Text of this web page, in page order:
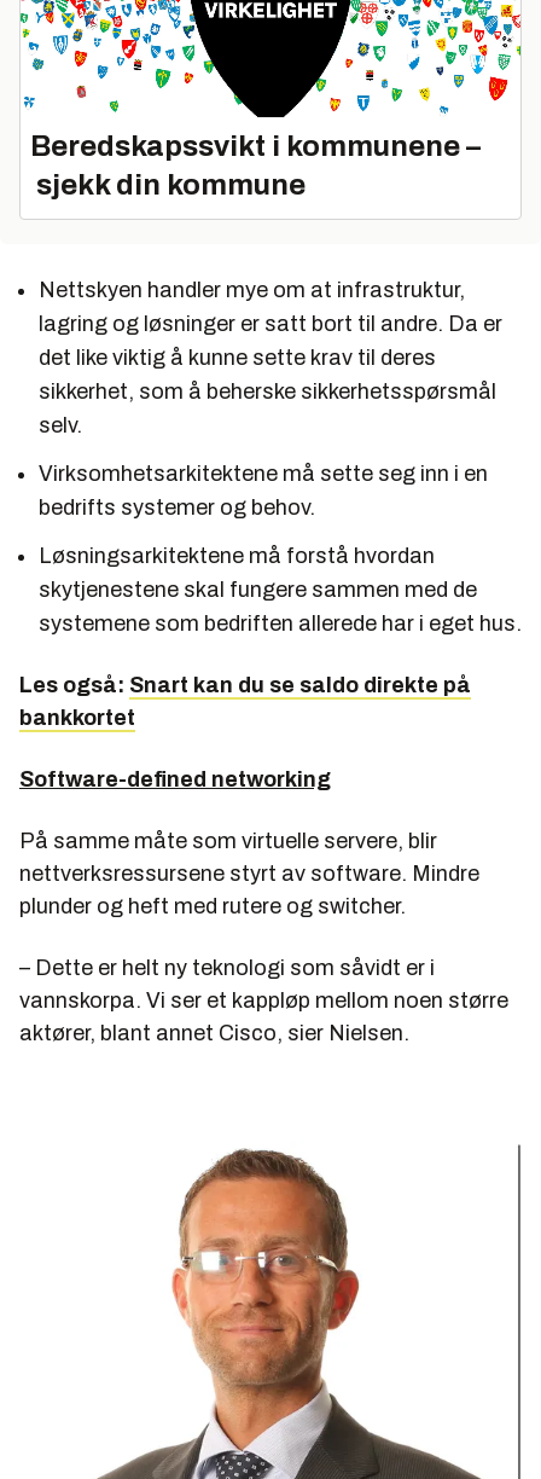
Beredskapssvikt i kommunene –
sjekk din kommune
Nettskyen handler mye om at infrastruktur,
lagring og løsninger er satt bort til andre. Da er
det like viktig å kunne sette krav til deres
sikkerhet, som å beherske sikkerhetsspørsmål
selv.
Virksomhetsarkitektene må sette seg inn i en
bedrifts systemer og behov.
Løsningsarkitektene må forstå hvordan
skytjenestene skal fungere sammen med de
systemene som bedriften allerede har i eget hus.
Les også: Snart kan du se saldo direkte på
bankkortet
Software-defined networking
På samme måte som virtuelle servere, blir
nettverksressursene styrt av software. Mindre
plunder og heft med rutere og switcher.
– Dette er helt ny teknologi som såvidt er i
vannskorpa. Vi ser et kappløp mellom noen større
aktører, blant annet Cisco, sier Nielsen.